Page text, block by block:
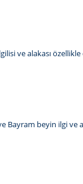
ve alakası
Bayram beyin ilgi